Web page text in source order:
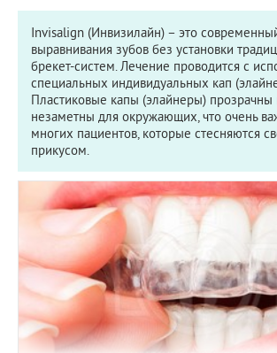
Invisalign (Инвизилайн) – это
выравнивания зубов без установки
брекет-систем. Лечение проводится с
специальных индивидуальных кап
Пластиковые капы (элайнеры)
незаметны для окружающих, что очень
многих пациентов, которые стесняются
прикусом.